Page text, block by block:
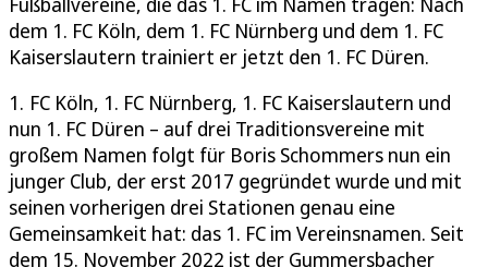
dem 1. FC Köln, dem 1. FC Nürnberg und dem 1. FC
Kaiserslautern trainiert er jetzt den 1. FC Düren.
1. FC Köln, 1. FC Nürnberg, 1. FC Kaiserslautern und
nun 1. FC Düren – auf drei Traditionsvereine mit
großem Namen folgt für Boris Schommers nun ein
junger Club, der erst 2017 gegründet wurde und mit
seinen vorherigen drei Stationen genau eine
Gemeinsamkeit hat: das 1. FC im Vereinsnamen. Seit
dem 15. November 2022 ist der Gummersbacher